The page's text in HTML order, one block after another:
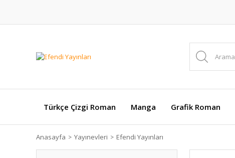
Türkçe Çizgi Roman Manga Grafik Roman
Anasayfa Yayınevleri Efendi Yayınları